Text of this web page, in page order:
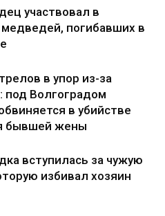
участвовал в
медведей, погибавших в
в упор из-за
под Волгоградом
в убийстве
бывшей жены
вступилась за чужую
избивал хозяин